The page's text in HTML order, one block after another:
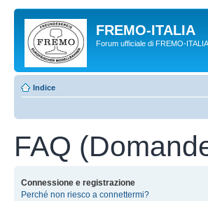
FREMO-ITALIA
Forum ufficiale di FREMO-ITALIA
Indice
FAQ
Connessione e registrazione
Perché non riesco a connettermi?